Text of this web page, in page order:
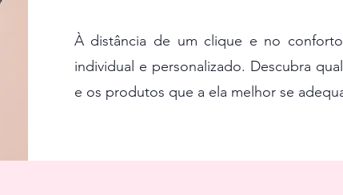
À distância de um clique e no
individual e personalizado. Descubra
e os produtos que a ela melhor se